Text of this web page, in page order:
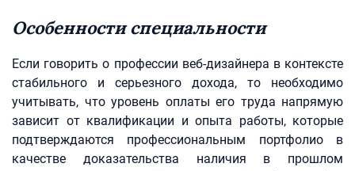
Особенности специальности
Если говорить о профессии веб-дизайнера в контексте
стабильного и серьезного дохода, то необходимо
учитывать, что уровень оплаты его труда напрямую
зависит от квалификации и опыта работы, которые
подтверждаются профессиональным портфолио в
качестве доказательства наличия в прошлом